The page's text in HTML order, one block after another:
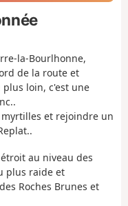
la-Bourlhonne,
de la route et
loin, c'est une
et rejoindre un
au niveau des
plus raide et
Roches Brunes et